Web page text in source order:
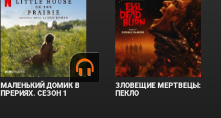
МАЛЕНЬКИЙ ДОМИК В
ПРЕРИЯХ. СЕЗОН 1
ЗЛОВЕЩИЕ МЕРТВЕЦЫ:
ПЕКЛО